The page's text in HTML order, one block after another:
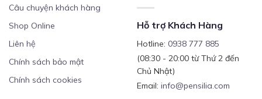
Câu chuyện khách hàng
Shop Online
Liên hệ
Chính sách bảo mật
Chính sách cookies
Hỗ trợ Khách Hàng
Hotline: 0938 777 885
(08:30 - 20:00 từ Thứ 2 đến
Chủ Nhật)
Email: info@pensilia.com